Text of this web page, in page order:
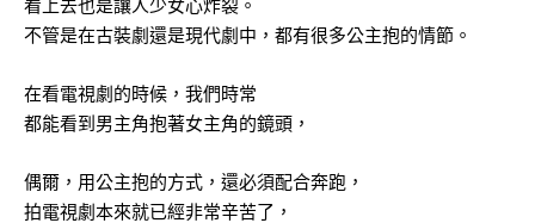
看上去也是讓人少女心炸裂。
不管是在古裝劇還是現代劇中，都有很多公主抱的情節。
在看電視劇的時候，我們時常
都能看到男主角抱著女主角的鏡頭，
偶爾，用公主抱的方式，還必須配合奔跑，
拍電視劇本來就已經非常辛苦了，